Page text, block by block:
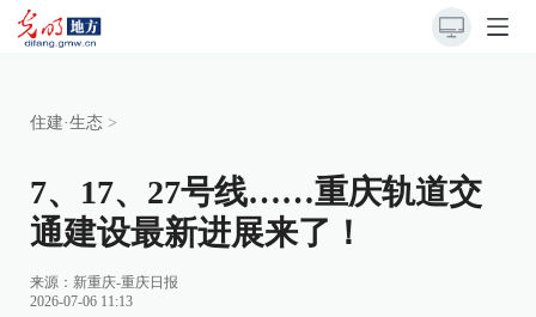
住建·生态 >
7、17、27号线……重庆轨道交
通建设最新进展来了！
来源： 新重庆-重庆日报
2026-07-06 11:13